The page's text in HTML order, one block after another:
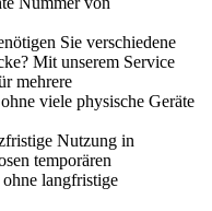
Sie verschiedene
Mit unserem Service
mehrere
viele physische Geräte
Nutzung in
temporären
langfristige